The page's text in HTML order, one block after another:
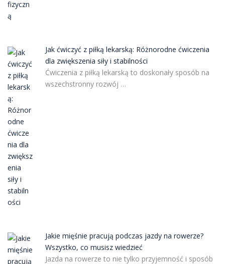
Jak ćwiczyć z piłką lekarską: Różnorodne ćwiczenia
dla zwiększenia siły i stabilności
Ćwiczenia z piłką lekarską to doskonały sposób na
wszechstronny rozwój …
Jakie mięśnie pracują podczas jazdy na rowerze?
Wszystko, co musisz wiedzieć
Jazda na rowerze to nie tylko przyjemność i sposób